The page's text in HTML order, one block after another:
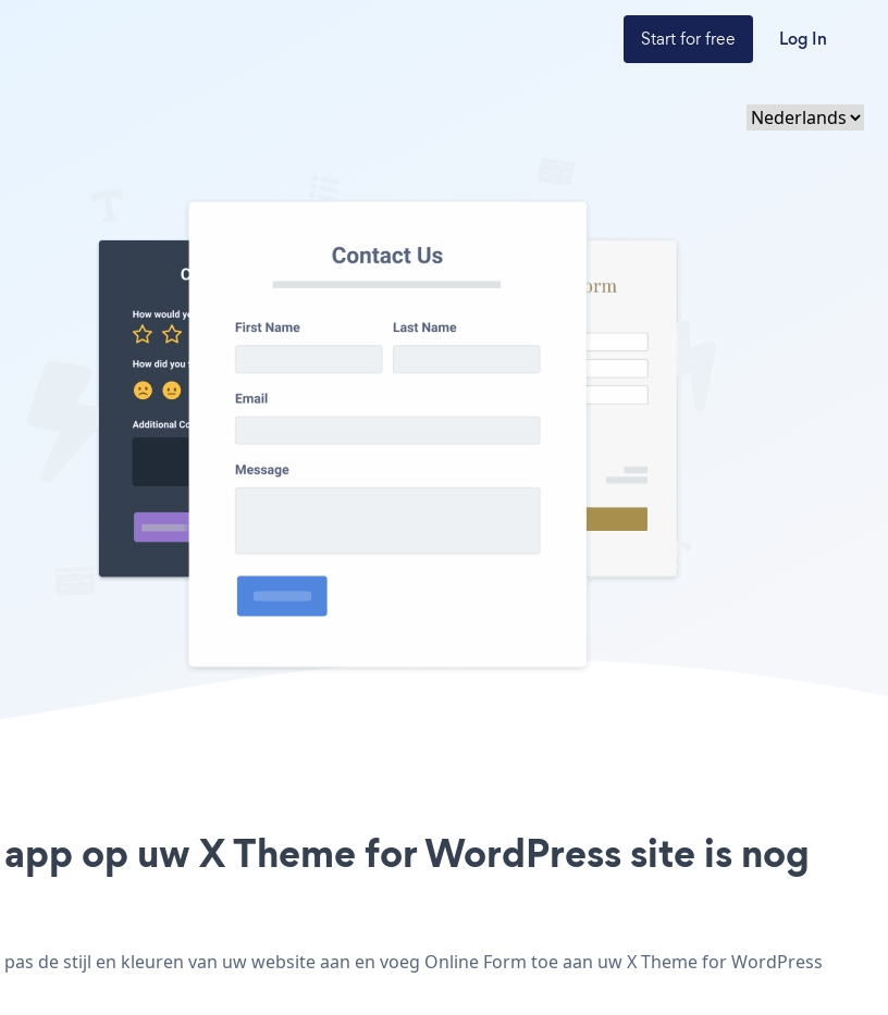
Start for free Log In
op uw X Theme for WordPress site is nog
de stijl en kleuren van uw website aan en voeg Online Form toe aan uw X Theme for WordPress